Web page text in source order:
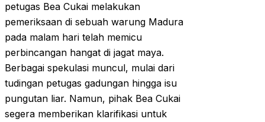
petugas Bea Cukai melakukan
pemeriksaan di sebuah warung Madura
pada malam hari telah memicu
perbincangan hangat di jagat maya.
Berbagai spekulasi muncul, mulai dari
tudingan petugas gadungan hingga isu
pungutan liar. Namun, pihak Bea Cukai
segera memberikan klarifikasi untuk